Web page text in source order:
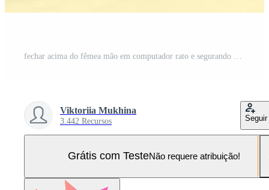
Viktoriia Mukhina
3.442 Recursos Seguir
Grátis com TesteNão requere atribuição!